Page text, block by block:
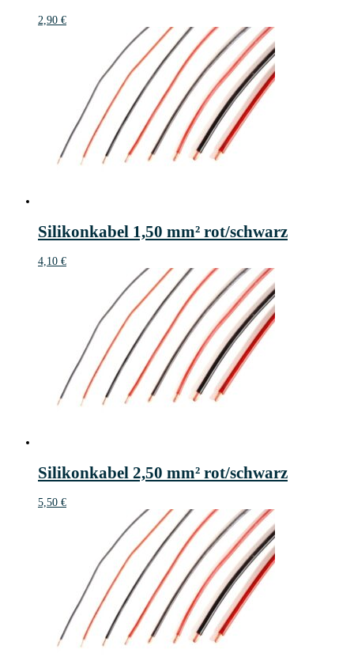
2,90 €
Silikonkabel 1,50 mm² rot/schwarz
4,10 €
Silikonkabel 2,50 mm² rot/schwarz
5,50 €